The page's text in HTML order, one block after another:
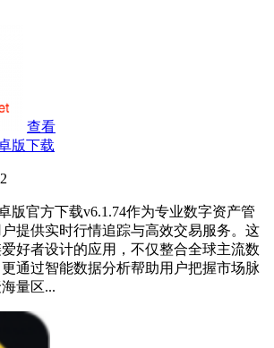
查看
版下载
版官方下载v6.1.74作为专业数字资产管
提供实时行情追踪与高效交易服务。这
好者设计的应用，不仅整合全球主流数
通过智能数据分析帮助用户把握市场脉
量区...